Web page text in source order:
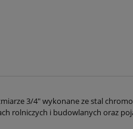
3/4" wykonane ze stal
rolniczych i budowlanych oraz